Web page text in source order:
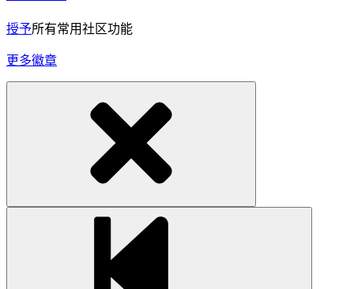
授予所有常用社区功能
更多徽章